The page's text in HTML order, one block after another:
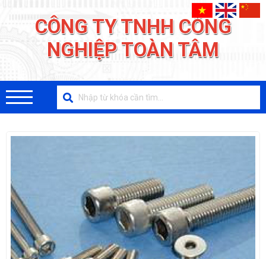
CÔNG TY TNHH CÔNG
NGHIỆP TOÀN TÂM